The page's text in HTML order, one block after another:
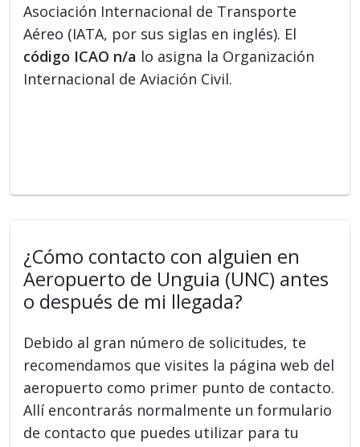
Asociación Internacional de Transporte
Aéreo (IATA, por sus siglas en inglés). El
código ICAO n/a lo asigna la Organización
Internacional de Aviación Civil.
¿Cómo contacto con alguien en
Aeropuerto de Unguia (UNC) antes
o después de mi llegada?
Debido al gran número de solicitudes, te
recomendamos que visites la página web del
aeropuerto como primer punto de contacto.
Allí encontrarás normalmente un formulario
de contacto que puedes utilizar para tu